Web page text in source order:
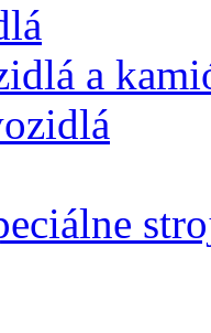
a